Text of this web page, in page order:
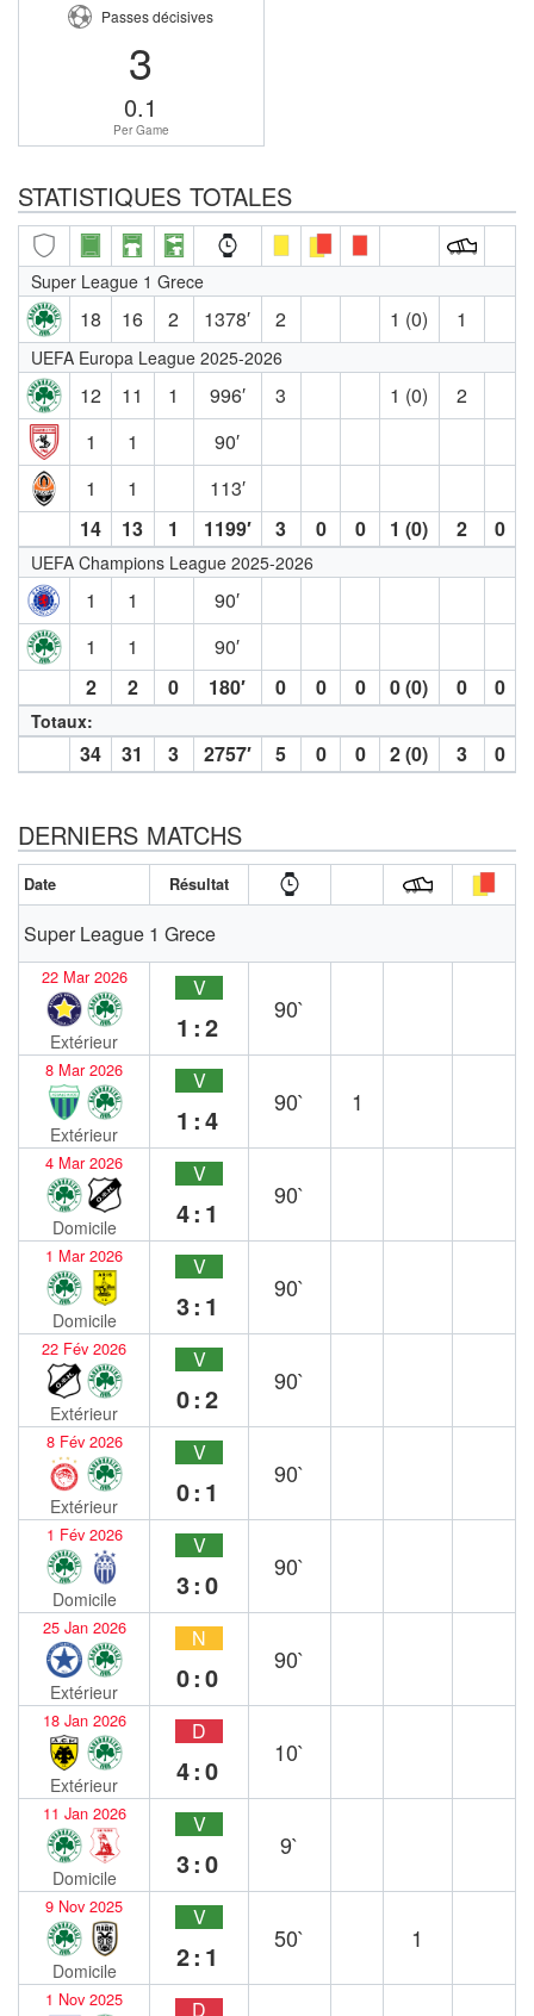
Passes décisives
3
0.1
Per Game
STATISTIQUES TOTALES
Super League 1 Grece
18 16 2 1378′ 2 1 (0) 1
UEFA Europa League 2025-2026
12 11 1 996′ 3 1 (0)
2
1
1
90′
1
1
113′
14
13 1 1199′ 3 0 0 1 (0) 2 0
UEFA Champions League 2025-2026
1 1
90′
1
1
90′
2
2 0 180′ 0 0 0 0 (0) 0 0
Totaux:
34 31 3 2757′ 5 0 0 2 (0) 3 0
DERNIERS MATCHS
Date Résultat
Super League 1 Grece
22 Mar 2026
Extérieur
V
1:2
90`
8 Mar 2026
Extérieur
V
1:4
90` 1
4 Mar 2026
Domicile
V
4:1
90`
1 Mar 2026
Domicile
V
3:1
90`
22 Fév 2026
Extérieur
V
0:2
90`
8 Fév 2026
Extérieur
V
0:1
90`
1 Fév 2026
Domicile
V
3:0
90`
25 Jan 2026
Extérieur
N
0:0
90`
18 Jan 2026
Extérieur
D
4:0
10`
11 Jan 2026
Domicile
V
3:0
9`
9 Nov 2025
Domicile
V
2:1
50` 1
1 Nov 2025 D